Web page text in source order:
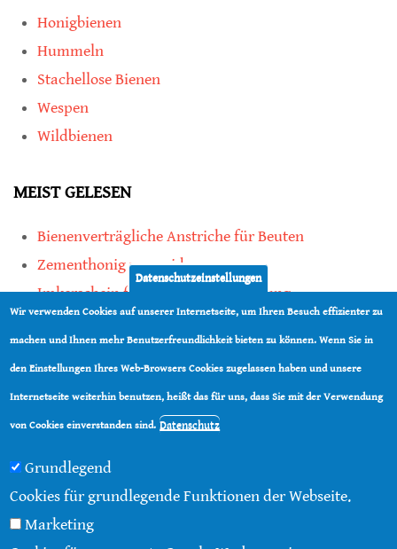
Honigbienen
Hummeln
Stachellose Bienen
Wespen
Wildbienen
MEIST GELESEN
Bienenverträgliche Anstriche für Beuten
Zementhonig vermeiden
Imkerschein für Honigbienen-Haltung
Kauf von Mittelwänden ist Vertrauenssache
teilen
Datenschutzeinstellungen
Wir verwenden Cookies auf unserer Internetseite, um Ihren Besuch effizienter zu
machen und Ihnen mehr Benutzerfreundlichkeit bieten zu können. Wenn Sie in
den Einstellungen Ihres Web-Browsers Cookies zugelassen haben und unsere
Internetseite weiterhin benutzen, heißt das für uns, dass Sie mit der Verwendung
von Cookies einverstanden sind. Datenschutz
Grundlegend
Cookies für grundlegende Funktionen der Webseite.
Marketing